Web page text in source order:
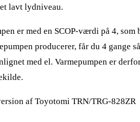
lavt lydniveau.
er med en SCOP-værdi på 4, som
producerer, får du 4 gange
med el. Varmepumpen er
af Toyotomi TRN/TRG-828ZR